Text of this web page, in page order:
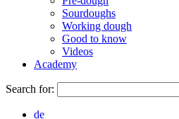
Sourdoughs
Working dough
Good to know
Videos
Academy
Search for:
de